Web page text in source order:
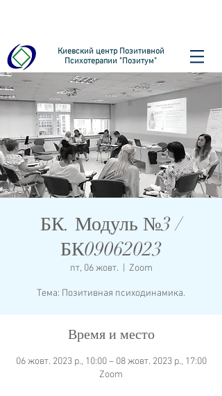
Киевский центр Позитивной
Психотерапии "Позитум"
БК. Модуль №3 /
БК09062023
пт, 06 жовт. Zoom
Тема: Позитивная психодинамика.
Время и место
06 жовт. 2023 р., 10:00 – 08 жовт. 2023 р., 17:00
Zoom